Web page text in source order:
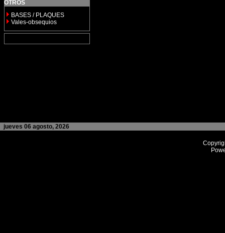
OTROS
BASES / PLAQUES
Vales-obsequios
jueves 06 agosto, 2026